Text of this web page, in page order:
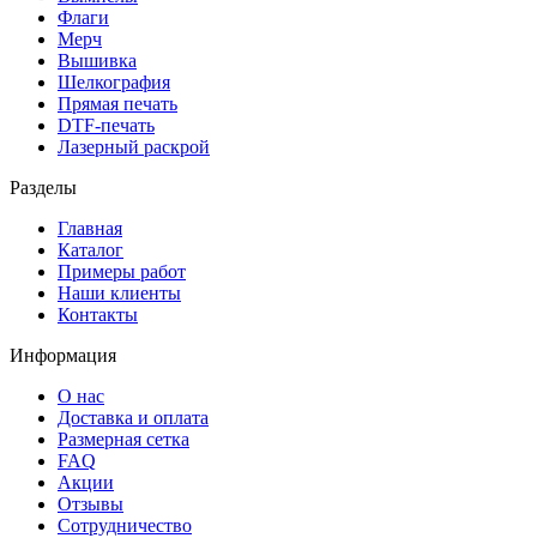
Флаги
Мерч
Вышивка
Шелкография
Прямая печать
DTF-печать
Лазерный раскрой
Разделы
Главная
Каталог
Примеры работ
Наши клиенты
Контакты
Информация
О нас
Доставка и оплата
Размерная сетка
FAQ
Акции
Отзывы
Сотрудничество